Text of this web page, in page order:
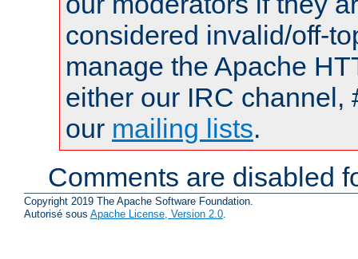
considered invalid/off-
manage the Apache
either our IRC channel,
our mailing lists.
Comments are disabled
Copyright 2019 The Apache Software Foundation.
Autorisé sous Apache License, Version 2.0.